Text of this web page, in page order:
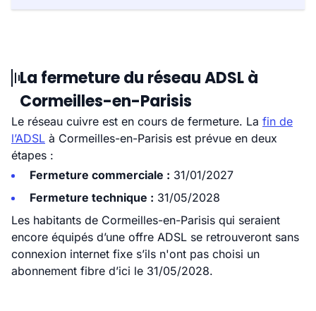
La fermeture du réseau ADSL à
Cormeilles-en-Parisis
Le réseau cuivre est en cours de fermeture. La fin de
l’ADSL à Cormeilles-en-Parisis est prévue en deux
étapes :
Fermeture commerciale : 31/01/2027
Fermeture technique : 31/05/2028
Les habitants de Cormeilles-en-Parisis qui seraient
encore équipés d’une offre ADSL se retrouveront sans
connexion internet fixe s’ils n'ont pas choisi un
abonnement fibre d’ici le 31/05/2028.